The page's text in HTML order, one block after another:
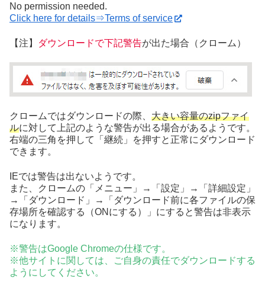
No permission needed.
Click here for details⇒Terms of service
【注】 ダウンロードで下記警告が出た場合（クローム）
クロームではダウンロードの際、 大きい容量のzipファイ
ルに対して上記のような警告が出る場合があるようです。
右端の三角を押して「継続」を押すと正常にダウンロード
できます。
IEでは警告は出ないようです。
また、クロームの「メニュー」→「設定」→「詳細設定」
→「ダウンロード」→「ダウンロード前に各ファイルの保
存場所を確認する（ONにする）」にすると警告は非表示
になります。
※警告はGoogle Chromeの仕様です。
※他サイトに関しては、ご自身の責任でダウンロードする
ようにしてください。